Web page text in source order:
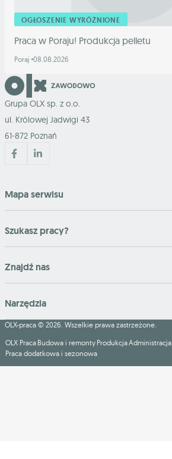
OGŁOSZENIE WYRÓŻNIONE
Praca w Poraju! Produkcja pelletu
Poraj 08.08.2026
Grupa OLX sp. z o.o.
ul. Królowej Jadwigi 43
61-872 Poznań
Mapa serwisu
Szukasz pracy?
Znajdź nas
Narzędzia
OLX-praca © 2026. Wszelkie prawa zastrzeżone.
OLX Praca Budowa i remonty ProdukcjaAdministracja
Praca dodatkowa i sezonowa